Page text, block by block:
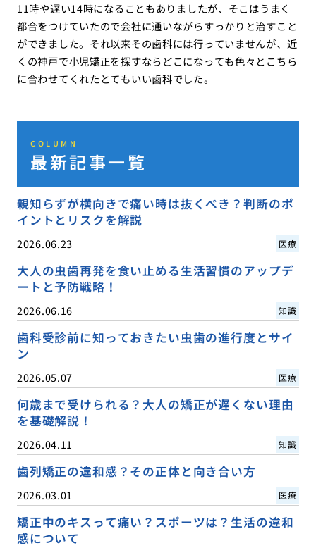
11時や遅い14時になることもありましたが、そこはうまく
都合をつけていたので会社に通いながらすっかりと治すこと
ができました。それ以来その歯科には行っていませんが、近
くの神戸で小児矯正を探すならどこになっても色々とこちら
に合わせてくれたとてもいい歯科でした。
COLUMN
最新記事一覧
親知らずが横向きで痛い時は抜くべき？判断のポ
イントとリスクを解説
2026.06.23 医療
大人の虫歯再発を食い止める生活習慣のアップデ
ートと予防戦略！
2026.06.16 知識
歯科受診前に知っておきたい虫歯の進行度とサイ
ン
2026.05.07 医療
何歳まで受けられる？大人の矯正が遅くない理由
を基礎解説！
2026.04.11 知識
歯列矯正の違和感？その正体と向き合い方
2026.03.01 医療
矯正中のキスって痛い？スポーツは？生活の違和
感について